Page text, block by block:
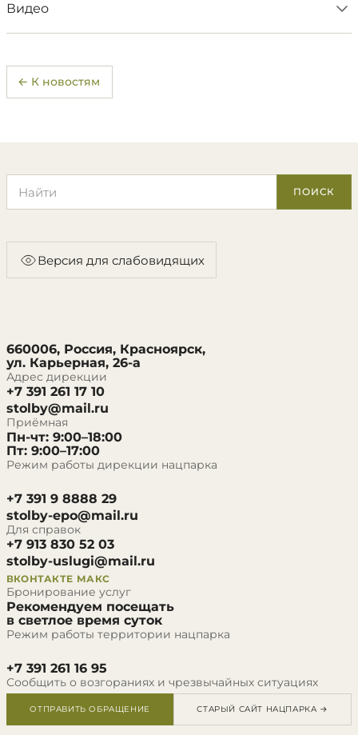
Видео
← К новостям
ПОИСК
Версия для слабовидящих
660006, Россия, Красноярск,
ул. Карьерная, 26-а
Адрес дирекции
+7 391 261 17 10
stolby@mail.ru
Приёмная
Пн-чт: 9:00–18:00
Пт: 9:00–17:00
Режим работы дирекции нацпарка
+7 391 9 8888 29
stolby-epo@mail.ru
Для справок
+7 913 830 52 03
stolby-uslugi@mail.ru
ВКОНТАКТЕ МАКС
Бронирование услуг
Рекомендуем посещать
в светлое время суток
Режим работы территории нацпарка
+7 391 261 16 95
Сообщить о возгораниях и чрезвычайных ситуациях
ОТПРАВИТЬ ОБРАЩЕНИЕ СТАРЫЙ САЙТ НАЦПАРКА →